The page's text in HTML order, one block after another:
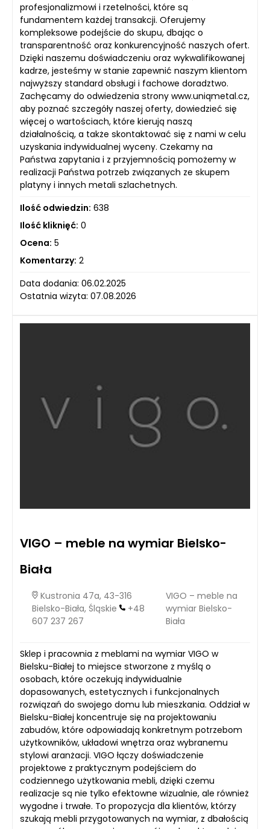
profesjonalizmowi i rzetelności, które są
fundamentem każdej transakcji. Oferujemy
kompleksowe podejście do skupu, dbając o
transparentność oraz konkurencyjność naszych ofert.
Dzięki naszemu doświadczeniu oraz wykwalifikowanej
kadrze, jesteśmy w stanie zapewnić naszym klientom
najwyższy standard obsługi i fachowe doradztwo.
Zachęcamy do odwiedzenia strony www.uniqmetal.cz,
aby poznać szczegóły naszej oferty, dowiedzieć się
więcej o wartościach, które kierują naszą
działalnością, a także skontaktować się z nami w celu
uzyskania indywidualnej wyceny. Czekamy na
Państwa zapytania i z przyjemnością pomożemy w
realizacji Państwa potrzeb związanych ze skupem
platyny i innych metali szlachetnych.
Ilość odwiedzin: 638
Ilość kliknięć: 0
Ocena: 5
Komentarzy: 2
Data dodania: 06.02.2025
Ostatnia wizyta: 07.08.2026
VIGO – meble na wymiar Bielsko-
Biała
Kustronia 47a, 43-316
Bielsko-Biała, Śląskie
+48
607 237 267
VIGO – meble na
wymiar Bielsko-
Biała
Sklep i pracownia z meblami na wymiar VIGO w
Bielsku-Białej to miejsce stworzone z myślą o
osobach, które oczekują indywidualnie
dopasowanych, estetycznych i funkcjonalnych
rozwiązań do swojego domu lub mieszkania. Oddział w
Bielsku-Białej koncentruje się na projektowaniu
zabudów, które odpowiadają konkretnym potrzebom
użytkowników, układowi wnętrza oraz wybranemu
stylowi aranżacji. VIGO łączy doświadczenie
projektowe z praktycznym podejściem do
codziennego użytkowania mebli, dzięki czemu
realizacje są nie tylko efektowne wizualnie, ale również
wygodne i trwałe. To propozycja dla klientów, którzy
szukają mebli przygotowanych na wymiar, z dbałością